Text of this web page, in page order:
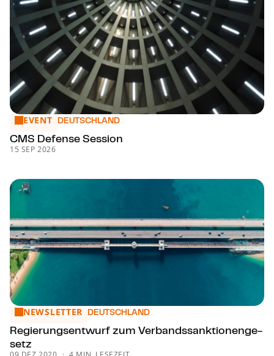
CMS Defense Session
EVENT DEUTSCHLAND
CMS Defense Session
15 SEP 2026
Re­gie­rungs­ent­wurf zum Ver­bands­sank­tio­nen­ge­setz
NEWSLETTER DEUTSCHLAND
Re­gie­rungs­ent­wurf zum Ver­bands­sank­tio­nen­ge­
setz